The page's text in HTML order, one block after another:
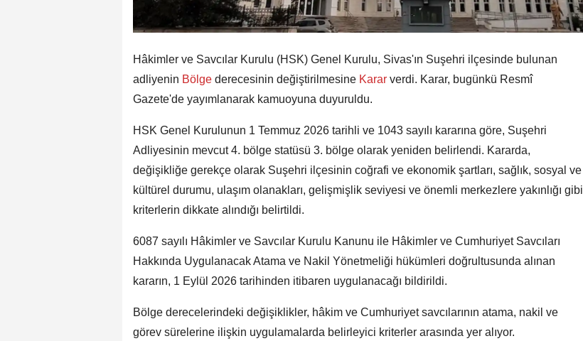
Hâkimler ve Savcılar Kurulu (HSK) Genel Kurulu, Sivas'ın Suşehri ilçesinde bulunan
adliyenin Bölge derecesinin değiştirilmesine Karar verdi. Karar, bugünkü Resmî
Gazete'de yayımlanarak kamuoyuna duyuruldu.
HSK Genel Kurulunun 1 Temmuz 2026 tarihli ve 1043 sayılı kararına göre, Suşehri
Adliyesinin mevcut 4. bölge statüsü 3. bölge olarak yeniden belirlendi. Kararda,
değişikliğe gerekçe olarak Suşehri ilçesinin coğrafi ve ekonomik şartları, sağlık, sosyal ve
kültürel durumu, ulaşım olanakları, gelişmişlik seviyesi ve önemli merkezlere yakınlığı gibi
kriterlerin dikkate alındığı belirtildi.
6087 sayılı Hâkimler ve Savcılar Kurulu Kanunu ile Hâkimler ve Cumhuriyet Savcıları
Hakkında Uygulanacak Atama ve Nakil Yönetmeliği hükümleri doğrultusunda alınan
kararın, 1 Eylül 2026 tarihinden itibaren uygulanacağı bildirildi.
Bölge derecelerindeki değişiklikler, hâkim ve Cumhuriyet savcılarının atama, nakil ve
görev sürelerine ilişkin uygulamalarda belirleyici kriterler arasında yer alıyor.